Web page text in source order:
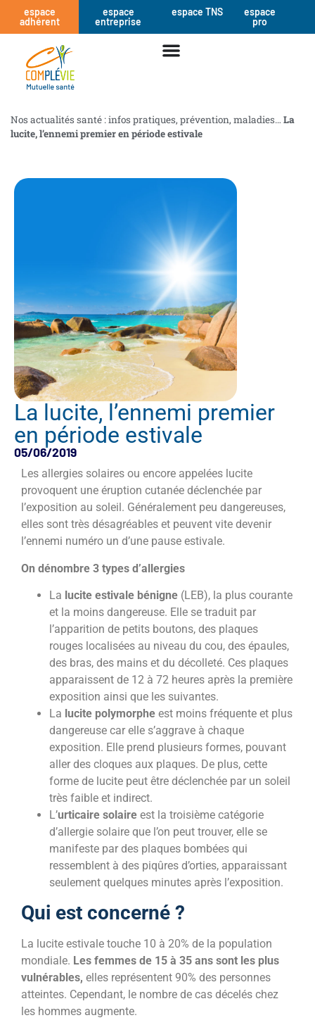
espace
adhérent
espace
entreprise
espace TNS
espace
pro
Nos actualités santé : infos pratiques, prévention, maladies… La
lucite, l’ennemi premier en période estivale
La lucite, l’ennemi premier
en période estivale
05/06/2019
Les allergies solaires ou encore appelées lucite
provoquent une éruption cutanée déclenchée par
l’exposition au soleil. Généralement peu dangereuses,
elles sont très désagréables et peuvent vite devenir
l’ennemi numéro un d’une pause estivale.
On dénombre 3 types d’allergies
La lucite estivale bénigne (LEB), la plus courante
et la moins dangereuse. Elle se traduit par
l’apparition de petits boutons, des plaques
rouges localisées au niveau du cou, des épaules,
des bras, des mains et du décolleté. Ces plaques
apparaissent de 12 à 72 heures après la première
exposition ainsi que les suivantes.
La lucite polymorphe est moins fréquente et plus
dangereuse car elle s’aggrave à chaque
exposition. Elle prend plusieurs formes, pouvant
aller des cloques aux plaques. De plus, cette
forme de lucite peut être déclenchée par un soleil
très faible et indirect.
L’urticaire solaire est la troisième catégorie
d’allergie solaire que l’on peut trouver, elle se
manifeste par des plaques bombées qui
ressemblent à des piqûres d’orties, apparaissant
seulement quelques minutes après l’exposition.
Qui est concerné ?
La lucite estivale touche 10 à 20% de la population
mondiale. Les femmes de 15 à 35 ans sont les plus
vulnérables, elles représentent 90% des personnes
atteintes. Cependant, le nombre de cas décelés chez
les hommes augmente.